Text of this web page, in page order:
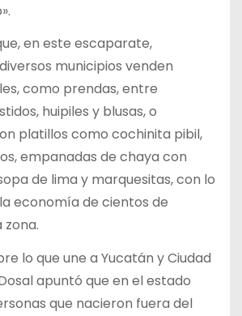
en este escaparate,
municipios venden
como prendas, entre
huipiles y blusas, o
platillos como cochinita pibil,
empanadas de chaya con
de lima y marquesitas, con lo
economía de cientos de
lo que une a Yucatán y Ciudad
apuntó que en el estado
que nacieron fuera del